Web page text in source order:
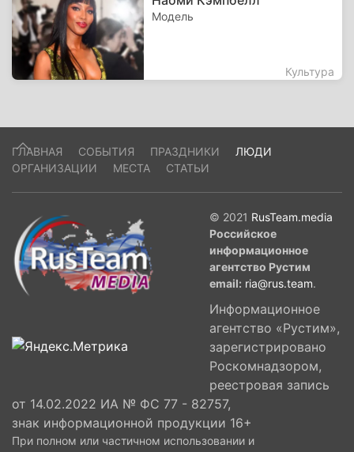
Модель
Культура
ГЛАВНАЯ СОБЫТИЯ ПРАЗДНИКИ
ЛЮДИ
ОРГАНИЗАЦИИ
МЕСТА СТАТЬИ
© 2021 RusTeam.media
Российское
информационное
агентство Рустим
email: ria@rus.team.
Информационное
агентство «Рустим»,
зарегистрировано
Роскомнадзором,
реестровая запись
от 14.02.2022 ИА № ФС 77 - 82757,
знак информационной продукции 16+
При полном или частичном использовании и